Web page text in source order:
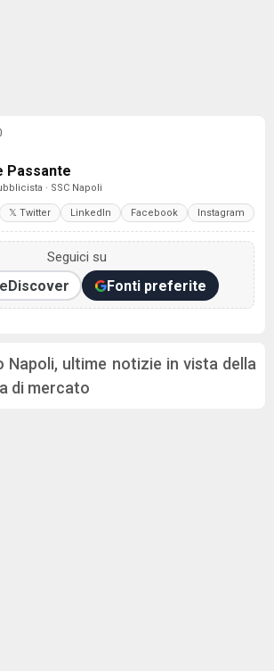
Passante
· SSC Napoli
𝕏 Twitter LinkedIn Facebook Instagram
Seguici su
Discover Fonti preferite
Napoli, ultime notizie in vista della
di mercato